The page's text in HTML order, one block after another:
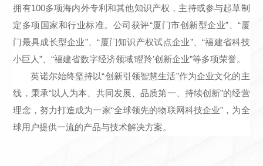
拥有100多项海内外专利和其他知识产权，主持或参与起草制
定多项国家和行业标准。公司获评“厦门市创新型企业”、“厦
门最具成长型企业”、“厦门知识产权试点企业”、“福建省科技
小巨人”、“福建省数字经济领域‘瞪羚’创新企业”等多项荣誉。
英诺尔始终坚持以“创新引领智慧生活”作为企业文化的主
线，秉承“以人为本、共同发展、品质第一、持续创新”的经营
理念，努力打造成为一家“全球领先的物联网科技企业”，为全
球用户提供一流的产品与技术解决方案。